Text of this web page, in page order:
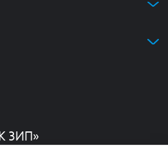
ЗИП»